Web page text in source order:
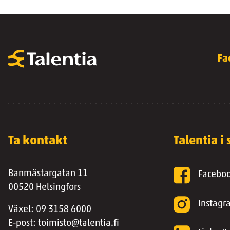
Ta kontakt
Banmästargatan 11
00520 Helsingfors
Växel: 09 3158 6000
E-post: toimisto@talentia.fi
Talentia i